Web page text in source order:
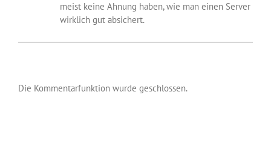
meist keine Ahnung haben, wie man einen Server
wirklich gut absichert.
Die Kommentarfunktion wurde geschlossen.